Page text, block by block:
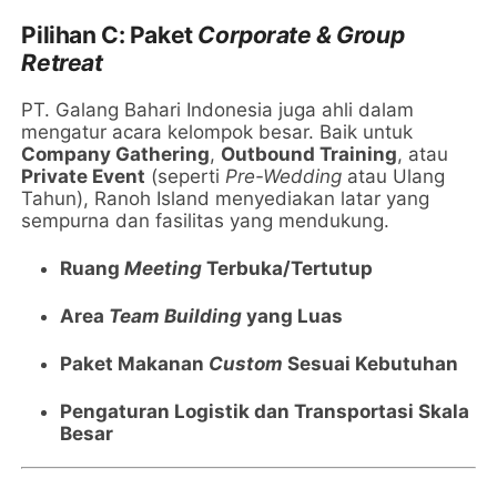
Pilihan C: Paket Corporate & Group
Retreat
PT. Galang Bahari Indonesia juga ahli dalam
mengatur acara kelompok besar. Baik untuk
Company Gathering, Outbound Training, atau
Private Event (seperti Pre-Wedding atau Ulang
Tahun), Ranoh Island menyediakan latar yang
sempurna dan fasilitas yang mendukung.
RuangMeeting Terbuka/Tertutup
Area Team Building yang Luas
Paket Makanan Custom Sesuai Kebutuhan
Pengaturan Logistik dan Transportasi Skala
Besar